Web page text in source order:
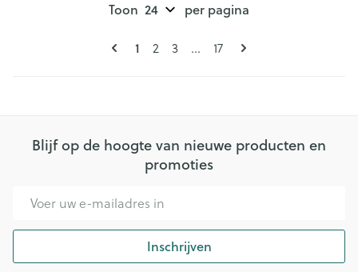
Pagina's
U lees momenteel pagina
1 Pagina
2 Pagina
3 ... Pagina
17
Toon per pagina
Blijf op de hoogte van nieuwe producten en
promoties
Inschrijven